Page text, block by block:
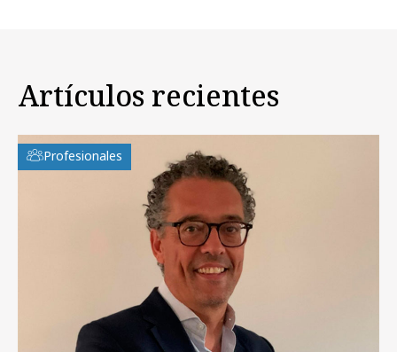
Artículos recientes
Profesionales